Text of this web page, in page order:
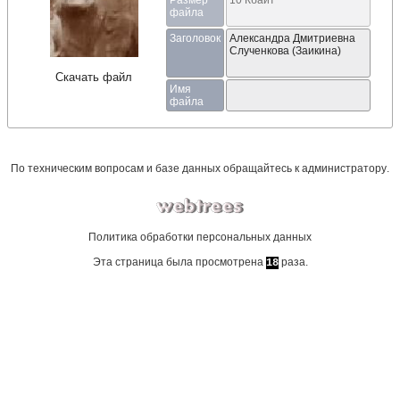
Скачать файл
файла
Заголовок
Александра Дмитриевна
Слученкова (Заикина)
Имя
файла
По техническим вопросам и базе данных обращайтесь к администратору.
Политика обработки персональных данных
Эта страница была просмотрена 18раза.